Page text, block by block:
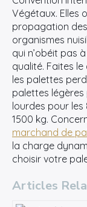
Végétaux. Elles
propagation
organismes
qui n’obéit pas
qualité. Faites
les palettes
palettes légères
lourdes pour
1500 kg.
marchand de
la charge
choisir votre
Articles